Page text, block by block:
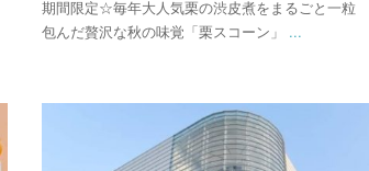
期間限定☆毎年大人気栗の渋皮煮をまるごと一粒
包んだ贅沢な秋の味覚「栗スコーン」 ...